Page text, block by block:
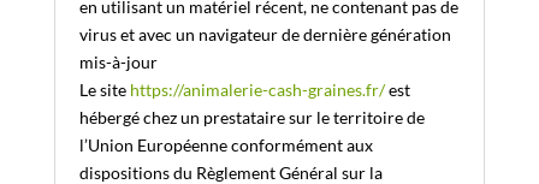
en utilisant un matériel récent, ne contenant pas de
virus et avec un navigateur de dernière génération
mis-à-jour
Le site https://animalerie-cash-graines.fr/est
hébergé chez un prestataire sur le territoire de
l’Union Européenne conformément aux
dispositions du Règlement Général sur la